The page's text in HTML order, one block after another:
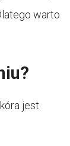
warto
jest